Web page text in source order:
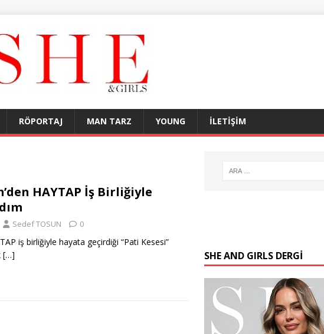
RÖPORTAJ MAN TARZ YOUNG İLETİŞİM
HAYTAP İş Birliğiyle
Sedef TOSUN 0
iş birliğiyle hayata geçirdiği “Pati Kesesi”
[…] SHE AND GIRLS DERGİ